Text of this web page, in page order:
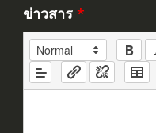
ข่าวสาร *